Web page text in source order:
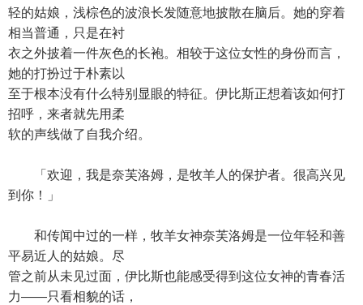
轻的姑娘，浅棕色的波浪长发随意地披散在脑后。她的穿着
相当普通，只是在衬
衣之外披着一件灰色的长袍。相较于这位女性的身份而言，
她的打扮过于朴素以
至于根本没有什么特别显眼的特征。伊比斯正想着该如何打
招呼，来者就先用柔
软的声线做了自我介绍。
「欢迎，我是奈芙洛姆，是牧羊人的保护者。很高兴见
到你！」
和传闻中过的一样，牧羊女神奈芙洛姆是一位年轻和善
平易近人的姑娘。尽
管之前从未见过面，伊比斯也能感受得到这位女神的青春活
力——只看相貌的话，